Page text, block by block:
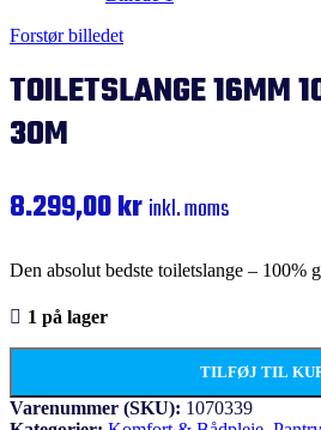
Forstør billedet
TOILETSLANGE 16MM
30M
8.299,00kr inkl. moms
Den absolut bedste toiletslange – 100%
1 på lager
TILFØJ TIL
Varenummer (SKU): 1070339